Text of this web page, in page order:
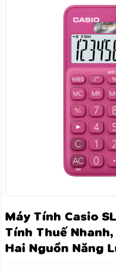
Máy Tính Casio
Tính Thuế
Hai Nguồn Năng